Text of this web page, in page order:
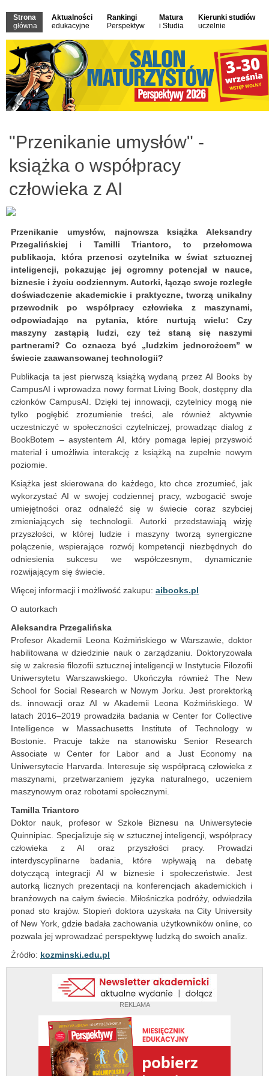
Strona
główna
Aktualności
edukacyjne
Rankingi
Perspektyw
Matura
i Studia
Kierunki studiów
uczelnie
REKLAMA
"Przenikanie umysłów" -
książka o współpracy
człowieka z AI
Przenikanie umysłów, najnowsza książka Aleksandry
Przegalińskiej i Tamilli Triantoro, to przełomowa
publikacja, która przenosi czytelnika w świat sztucznej
inteligencji, pokazując jej ogromny potencjał w nauce,
biznesie i życiu codziennym. Autorki, łącząc swoje rozległe
doświadczenie akademickie i praktyczne, tworzą unikalny
przewodnik po współpracy człowieka z maszynami,
odpowiadając na pytania, które nurtują wielu: Czy
maszyny zastąpią ludzi, czy też staną się naszymi
partnerami? Co oznacza być „ludzkim jednorożcem” w
świecie zaawansowanej technologii?
Publikacja ta jest pierwszą książką wydaną przez AI Books by
CampusAI i wprowadza nowy format Living Book, dostępny dla
członków CampusAI. Dzięki tej innowacji, czytelnicy mogą nie
tylko pogłębić zrozumienie treści, ale również aktywnie
uczestniczyć w społeczności czytelniczej, prowadząc dialog z
BookBotem – asystentem AI, który pomaga lepiej przyswoić
materiał i umożliwia interakcję z książką na zupełnie nowym
poziomie.
Książka jest skierowana do każdego, kto chce zrozumieć, jak
wykorzystać AI w swojej codziennej pracy, wzbogacić swoje
umiejętności oraz odnaleźć się w świecie coraz szybciej
zmieniających się technologii. Autorki przedstawiają wizję
przyszłości, w której ludzie i maszyny tworzą synergiczne
połączenie, wspierające rozwój kompetencji niezbędnych do
odniesienia sukcesu we współczesnym, dynamicznie
rozwijającym się świecie.
Więcej informacji i możliwość zakupu: aibooks.pl
O autorkach
Aleksandra Przegalińska
Profesor Akademii Leona Koźmińskiego w Warszawie, doktor
habilitowana w dziedzinie nauk o zarządzaniu. Doktoryzowała
się w zakresie filozofii sztucznej inteligencji w Instytucie Filozofii
Uniwersytetu Warszawskiego. Ukończyła również The New
School for Social Research w Nowym Jorku. Jest prorektorką
ds. innowacji oraz AI w Akademii Leona Koźmińskiego. W
latach 2016–2019 prowadziła badania w Center for Collective
Intelligence w Massachusetts Institute of Technology w
Bostonie. Pracuje także na stanowisku Senior Research
Associate w Center for Labor and a Just Economy na
Uniwersytecie Harvarda. Interesuje się współpracą człowieka z
maszynami, przetwarzaniem języka naturalnego, uczeniem
maszynowym oraz robotami społecznymi.
Tamilla Triantoro
Doktor nauk, profesor w Szkole Biznesu na Uniwersytecie
Quinnipiac. Specjalizuje się w sztucznej inteligencji, współpracy
człowieka z AI oraz przyszłości pracy. Prowadzi
interdyscyplinarne badania, które wpływają na debatę
dotyczącą integracji AI w biznesie i społeczeństwie. Jest
autorką licznych prezentacji na konferencjach akademickich i
branżowych na całym świecie. Miłośniczka podróży, odwiedziła
ponad sto krajów. Stopień doktora uzyskała na City University
of New York, gdzie badała zachowania użytkowników online, co
pozwala jej wprowadzać perspektywę ludzką do swoich analiz.
Źródło: kozminski.edu.pl